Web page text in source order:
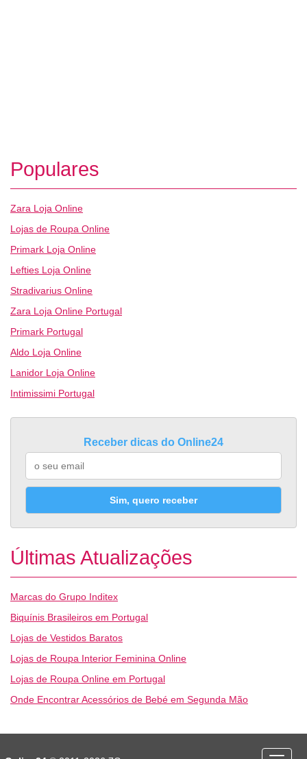
Populares
Zara Loja Online
Lojas de Roupa Online
Primark Loja Online
Lefties Loja Online
Stradivarius Online
Zara Loja Online Portugal
Primark Portugal
Aldo Loja Online
Lanidor Loja Online
Intimissimi Portugal
Receber dicas do Online24
Sim, quero receber
Últimas Atualizações
Marcas do Grupo Inditex
Biquínis Brasileiros em Portugal
Lojas de Vestidos Baratos
Lojas de Roupa Interior Feminina Online
Lojas de Roupa Online em Portugal
Onde Encontrar Acessórios de Bebé em Segunda Mão